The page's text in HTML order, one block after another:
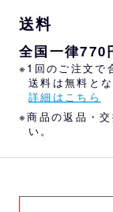
送料
全国一律770
※1回のご注文で
送料は無料とな
詳細はこちら
※商品の返品・
い。